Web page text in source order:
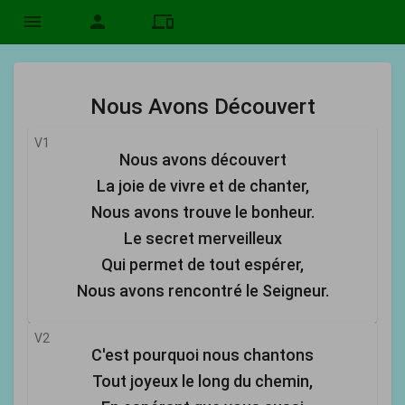
menu person devices
Nous Avons Découvert
V1
Nous avons découvert
La joie de vivre et de chanter,
Nous avons trouve le bonheur.
Le secret merveilleux
Qui permet de tout espérer,
Nous avons rencontré le Seigneur.
V2
C'est pourquoi nous chantons
Tout joyeux le long du chemin,